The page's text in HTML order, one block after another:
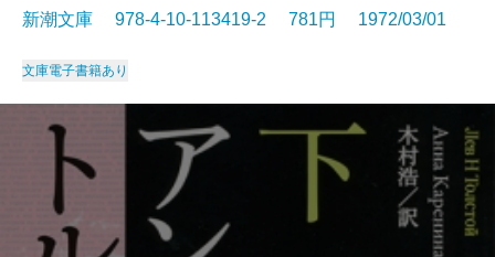
新潮文庫 978-4-10-113419-2 781円 1972/03/01
文庫電子書籍あり